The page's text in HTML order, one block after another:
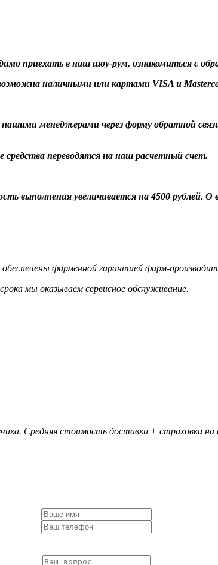
приехать в наш шоу-рум, ознакомиться с
наличными или картами VISA и
нашими менеджерами через форму обратной
переводятся на наш расчетный счет.
выполнения увеличивается на 4500 рублей.
фирменной гарантией фирм-
мы оказываем сервисное обслуживание.
Средняя стоимость доставки + страховки